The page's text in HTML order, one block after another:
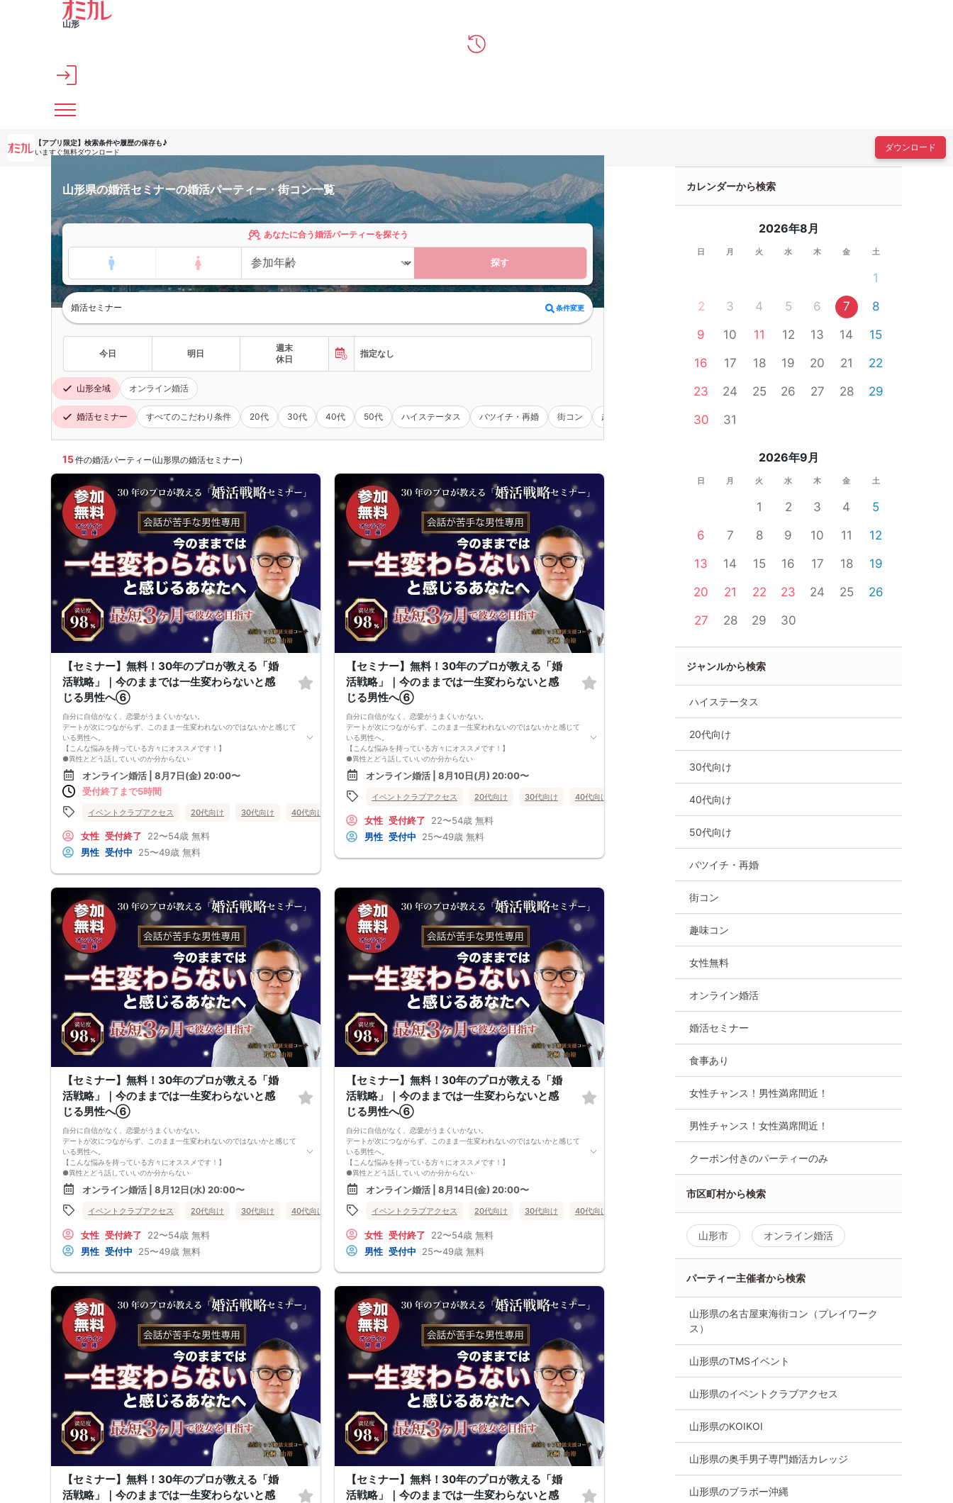
メインコンテンツへスキップ
山形
【アプリ限定】 検索条件や履歴の保存も♪
いますぐ無料ダウンロード
ダウンロード
山形県の婚活セミナーの婚活パーティー・街コン一覧
あなたに合う婚活パーティーを探そう
探す
婚活セミナー 条件変更
今日 明日
週末
休日
指定なし
山形全域 オンライン婚活
婚活セミナー すべてのこだわり条件 20代 30代 40代 50代 ハイステータス バツイチ・再婚 街コン 趣味コン オンライン婚活
15件の婚活パーティー(山形県の婚活セミナー)
【セミナー】無料！30年のプロが教える「婚
活戦略」｜今のままでは一生変わらないと感
じる男性へ⑥
自分に自信がなく、恋愛がうまくいかない。
デートが次につながらず、このまま一生変われないのではないかと感じて
いる男性へ。
【こんな悩みを持っている方々にオススメです！】
●異性とどう話していいのか分からない
●婚活パーティー、合コンで上手くいかない
●デートやお見合いが２回目につながらない
●今のままでは一生変わらない気がする
恋愛経験が少なくても大丈夫です。
恋愛・婚活の具体的な方法をお伝えします。
【婚活戦略セミナーで得られるメリットは！】
●休日に彼女と楽しくデートできる自分を目指せる
●婚活パーティーやマッチングアプリで結果を出せるようになる
●異性とのコミュニケーションのポイントが理解できる
●好きになった女性との関係を続けられるようになる
まずは、異性が求めていることを理解し、
それを提供できる自分自身に変化していくことにより、
はじめて自分が好きな異性が自分を好きになってくれるようになり、
恋愛婚活が上手くいくようになります。
改善
異性が求めていることを理解し、
それを自然に伝えられる自分に変わることで、
好きな女性から選ばれるようになります。
婚活戦略セミナーでは、恋愛や婚活で悩む男性が
短期間で変化と成果を実感できる方法をお伝えします。
【注意事項】
・セミナー中はカメラをオン（お顔を出して）での受講をお願いします。
（屋外、車内からのご参加や、途中入室、退出はご遠慮下さい。）
【キャンセル規定】
セミナー準備の都合上、当日無断キャンセルの場合は、3,000円のキャン
セル料をお支払いいただきます。
オンライン婚活 | 8月7日(金) 20:00〜
受付終了まで5時間
イベントクラブアクセス 20代向け 30代向け 40代向け 女性無料
女性 受付終了 22〜54歳 無料
男性 受付中 25〜49歳 無料
【セミナー】無料！30年のプロが教える「婚
活戦略」｜今のままでは一生変わらないと感
じる男性へ⑥
自分に自信がなく、恋愛がうまくいかない。
デートが次につながらず、このまま一生変われないのではないかと感じて
いる男性へ。
【こんな悩みを持っている方々にオススメです！】
●異性とどう話していいのか分からない
●婚活パーティー、合コンで上手くいかない
●デートやお見合いが２回目につながらない
●今のままでは一生変わらない気がする
●異性から断られると、自分の人格を否定されている気分になる
最短3ヶ月で彼女ができる可能性を高め、1年以内の結婚を目指すための
恋愛・婚活の具体的な方法をお伝えします。
【婚活戦略セミナーで得られるメリットは！】
●異性とのコミュニケーションのポイントが理解できる
●好きになった女性との関係を続けられるようになる
まずは、異性が求めていることを理解し、
それを提供できる自分自身に変化していくことにより、
はじめて自分が好きな異性が自分を好きになってくれるようになり、
恋愛婚活が上手くいくようになります。
改善
異性が求めていることを理解し、
それを自然に伝えられる自分に変わることで、
好きな女性から選ばれるようになります。
婚活戦略セミナーでは、恋愛や婚活で悩む男性が
短期間で変化と成果を実感できる方法をお伝えします。
【注意事項】
・セミナー中はカメラをオン（お顔を出して）での受講をお願いします。
（屋外、車内からのご参加や、途中入室、退出はご遠慮下さい。）
【キャンセル規定】
セミナー準備の都合上、当日無断キャンセルの場合は、3,000円のキャン
セル料をお支払いいただきます。
オンライン婚活 | 8月10日(月) 20:00〜
イベントクラブアクセス 20代向け 30代向け 40代向け オンライン婚活
女性 受付終了 22〜54歳 無料
男性 受付中 25〜49歳 無料
【セミナー】無料！30年のプロが教える「婚
活戦略」｜今のままでは一生変わらないと感
じる男性へ⑥
自分に自信がなく、恋愛がうまくいかない。
デートが次につながらず、このまま一生変われないのではないかと感じて
いる男性へ。
【こんな悩みを持っている方々にオススメです！】
●異性とどう話していいのか分からない
●婚活パーティー、合コンで上手くいかない
●デートやお見合いが２回目につながらない
●今のままでは一生変わらない気がする
●異性から断られると、自分の人格を否定されている気分になる
最短3ヶ月で彼女ができる可能性を高め、1年以内の結婚を目指すための
恋愛・婚活の具体的な方法をお伝えします。
【婚活戦略セミナーで得られるメリットは！】
●婚活パーティーやマッチングアプリで結果を出せるようになる
●異性とのコミュニケーションのポイントが理解できる
●好きになった女性との関係を続けられるようになる
まずは、異性が求めていることを理解し、
それを提供できる自分自身に変化していくことにより、
はじめて自分が好きな異性が自分を好きになってくれるようになり、
恋愛婚活が上手くいくようになります。
異性が求めていることを理解し、
それを自然に伝えられる自分に変わることで、
好きな女性から選ばれるようになります。
婚活戦略セミナーでは、恋愛や婚活で悩む男性が
短期間で変化と成果を実感できる方法をお伝えします。
【注意事項】
・セミナー中はカメラをオン（お顔を出して）での受講をお願いします。
（屋外、車内からのご参加や、途中入室、退出はご遠慮下さい。）
セル料をお支払いいただきます。
オンライン婚活 | 8月12日(水) 20:00〜
イベントクラブアクセス 20代向け 30代向け 40代向け 女性無料 オンライン婚活 婚活セミナー 山形県
女性 受付終了 22〜54歳 無料
男性 受付中 25〜49歳 無料
【セミナー】無料！30年のプロが教える「婚
活戦略」｜今のままでは一生変わらないと感
じる男性へ⑥
自分に自信がなく、恋愛がうまくいかない。
デートが次につながらず、このまま一生変われないのではないかと感じて
いる男性へ。
【こんな悩みを持っている方々にオススメです！】
●異性とどう話していいのか分からない
●婚活パーティー、合コンで上手くいかない
●デートやお見合いが２回目につながらない
●今のままでは一生変わらない気がする
●異性から断られると、自分の人格を否定されている気分になる
最短3ヶ月で彼女ができる可能性を高め、1年以内の結婚を目指すための
恋愛・婚活の具体的な方法をお伝えします。
【婚活戦略セミナーで得られるメリットは！】
●婚活パーティーやマッチングアプリで結果を出せるようになる
●異性とのコミュニケーションのポイントが理解できる
●好きになった女性との関係を続けられるようになる
まずは、異性が求めていることを理解し、
それを提供できる自分自身に変化していくことにより、
はじめて自分が好きな異性が自分を好きになってくれるようになり、
恋愛婚活が上手くいくようになります。
異性が求めていることを理解し、
それを自然に伝えられる自分に変わることで、
好きな女性から選ばれるようになります。
婚活戦略セミナーでは、恋愛や婚活で悩む男性が
短期間で変化と成果を実感できる方法をお伝えします。
【注意事項】
・セミナー中はカメラをオン（お顔を出して）での受講をお願いします。
（屋外、車内からのご参加や、途中入室、退出はご遠慮下さい。）
セル料をお支払いいただきます。
オンライン婚活 | 8月14日(金) 20:00〜
イベントクラブアクセス 20代向け 30代向け 40代向け オンライン婚活 婚活セミナー 山形県
女性 受付終了 22〜54歳 無料
男性 受付中 25〜49歳 無料
【セミナー】無料！30年のプロが教える「婚
活戦略」｜今のままでは一生変わらないと感
【セミナー】無料！30年のプロが教える「婚
活戦略」｜今のままでは一生変わらないと感
カレンダーから検索
2026年8月
日 月 火 水 木 金 土
1
2
3 4 5 6 7
8
9
10 11 12 13 14
15
16
17 18 19 20 21
22
23
24 25 26 27 28
29
30
31
2026年9月
日 月 火 水 木 金 土
1 2 3 4
5
6
7 8 9 10 11
12
13
14 15 16 17 18
19
20
21 22 23 24 25
26
27
28 29 30
ジャンルから検索
ハイステータス
20代向け
30代向け
40代向け
50代向け
バツイチ・再婚
街コン
趣味コン
女性無料
オンライン婚活
婚活セミナー
食事あり
女性チャンス！男性満席間近！
男性チャンス！女性満席間近！
クーポン付きのパーティーのみ
市区町村から検索
山形市 オンライン婚活
パーティー主催者から検索
山形県の名古屋東海街コン（プレイワーク
ス）
山形県のTMSイベント
山形県のイベントクラブアクセス
山形県のKOIKOI
山形県の奥手男子専門婚活カレッジ
山形県のブラボー沖縄